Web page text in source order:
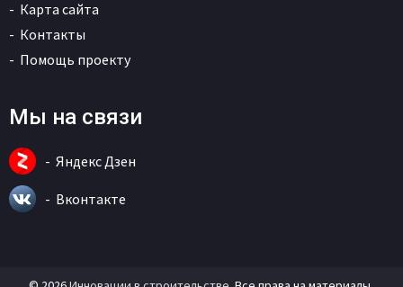
Карта сайта
Контакты
Помощь проекту
Мы на связи
Яндекс Дзен
Вконтакте